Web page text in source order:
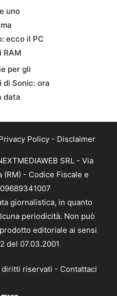
uno
ecco il PC
RAM
per gli
di Sonic: ora
data
Policy - Disclaimer
SRL - Via
(RM) - Codice Fiscale e
giornalistica, in quanto
periodicità. Non può
editoriale ai sensi
del 07.03.2001
riservati - Contattaci